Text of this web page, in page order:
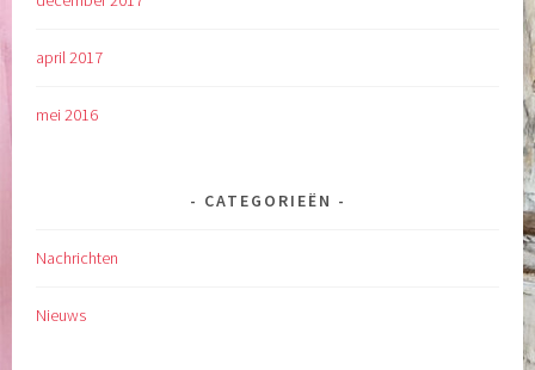
april 2017
mei 2016
CATEGORIEËN
Nachrichten
Nieuws